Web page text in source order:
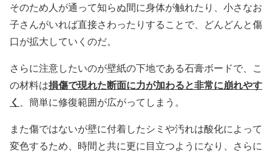
そのため人が通って知らぬ間に身体が触れたり、小さなお
子さんがいれば直接さわったりすることで、どんどんと傷
口が拡大していくのだ。
さらに注意したいのが壁紙の下地である石膏ボードで、こ
の材料は損傷で現れた断面に力が加わると非常に崩れやす
く 、簡単に修復範囲が広がってしまう。
また傷ではないが壁に付着したシミや汚れは酸化によって
変色するため、時間と共に更に目立つようになり、さらに